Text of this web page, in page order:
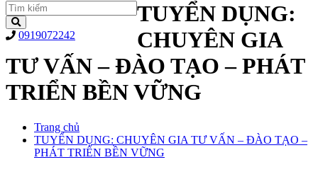
0919072242
TUYỂN DỤNG:
CHUYÊN GIA
TƯ VẤN – ĐÀO TẠO – PHÁT
TRIỂN BỀN VỮNG
Trang chủ
TUYỂN DỤNG: CHUYÊN GIA TƯ VẤN – ĐÀO TẠO –
PHÁT TRIỂN BỀN VỮNG